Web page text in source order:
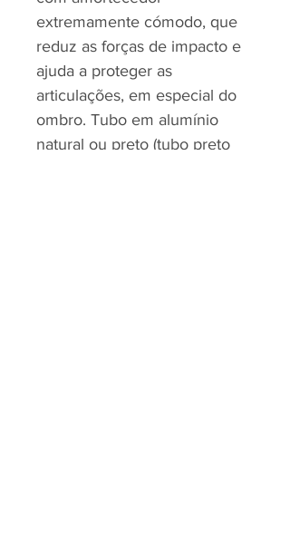
extremamente cómodo, que
reduz as forças de impacto e
ajuda a proteger as
articulações, em especial do
ombro. Tubo em alumínio
natural ou preto (tubo preto